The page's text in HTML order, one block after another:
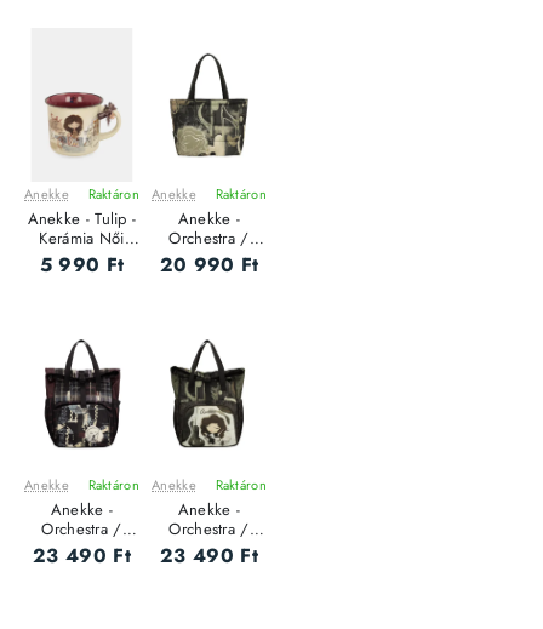
ÚJ
Anekke Raktáron
Anekke - Tulip -
Kerámia Női
bögre
5 990 Ft
ÚJ
Anekke Raktáron
Anekke -
Orchestra /
TRAVEL - Női
oldaltáska
20 990 Ft
ÚJ
Anekke Raktáron
Anekke -
Orchestra /
TRAVEL - Női
hátizsák - M
23 490 Ft
ÚJ
Anekke Raktáron
Anekke -
Orchestra /
TRAVEL - Női
hátizsák - M
23 490 Ft